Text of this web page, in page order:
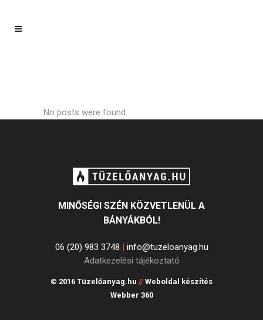
No posts were found.
MINŐSÉGI SZÉN KÖZVETLENÜL A
BÁNYÁKBÓL!
06 (20) 983 3748 | info@tuzeloanyag.hu
Adatkezelési tájékoztató
© 2016 Tüzelőanyag.hu // Weboldal készítés
Webber 360